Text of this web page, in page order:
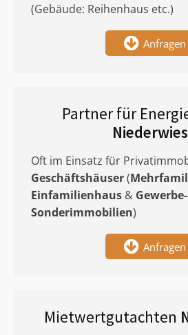
(Gebäude: Reihenhaus etc.)
Anfragen
Partner für
Oft im Einsatz für
Geschäftshäuser(
Einfamilienhaus &
Sonderimmobilien)
Anfragen
Mietwertgutachten